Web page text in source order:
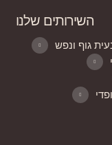
השירותים שלנו
גוף ונפש